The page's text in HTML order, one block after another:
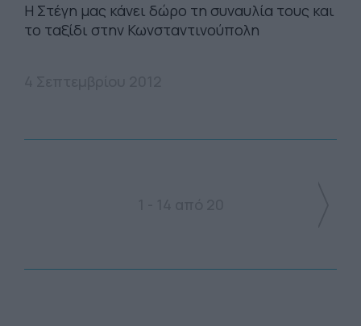
H Στέγη μας κάνει δώρο τη συναυλία τους και
το ταξίδι στην Κωνσταντινούπολη